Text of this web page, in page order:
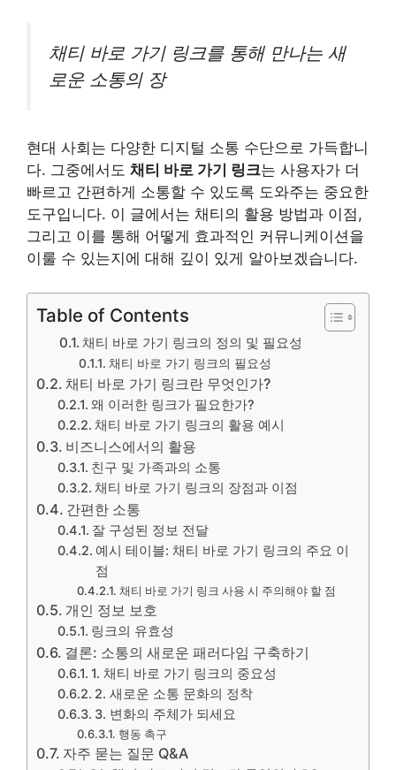
채티 바로 가기 링크를 통해 만나는 새
로운 소통의 장
현대 사회는 다양한 디지털 소통 수단으로 가득합니
다. 그중에서도 채티 바로 가기 링크는 사용자가 더
빠르고 간편하게 소통할 수 있도록 도와주는 중요한
도구입니다. 이 글에서는 채티의 활용 방법과 이점,
그리고 이를 통해 어떻게 효과적인 커뮤니케이션을
이룰 수 있는지에 대해 깊이 있게 알아보겠습니다.
Table of Contents
채티 바로 가기 링크의 정의 및 필요성
채티 바로 가기 링크의 필요성
채티 바로 가기 링크란 무엇인가?
왜 이러한 링크가 필요한가?
채티 바로 가기 링크의 활용 예시
비즈니스에서의 활용
친구 및 가족과의 소통
채티 바로 가기 링크의 장점과 이점
간편한 소통
잘 구성된 정보 전달
예시 테이블: 채티 바로 가기 링크의 주요 이
점
채티 바로 가기 링크 사용 시 주의해야 할 점
개인 정보 보호
링크의 유효성
결론: 소통의 새로운 패러다임 구축하기
1. 채티 바로 가기 링크의 중요성
2. 새로운 소통 문화의 정착
3. 변화의 주체가 되세요
행동 촉구
자주 묻는 질문 Q&A